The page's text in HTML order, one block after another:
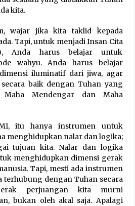
kita.
wajar jika kita taklid kepada
Tapi, untuk menjadi Insan Cita
Anda harus belajar untuk
wahyu. Anda harus belajar
iluminatif dari jiwa, agar
baik dengan Tuhan yang
Mendengar dan Maha
itu hanya instrumen untuk
menghidupkan nalar dan logika;
tujuan kita. Nalar dan logika
menghidupkan dimensi gerak
Tapi, mesti ada instrumen
terhubung dengan Tuhan secara
perjuangan kita murni
bukan oleh akal saja. Apalagi